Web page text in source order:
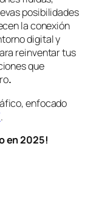
posibilidades
la conexión
digital y
reinventar tus
que
.
enfocado
.
en 2025!